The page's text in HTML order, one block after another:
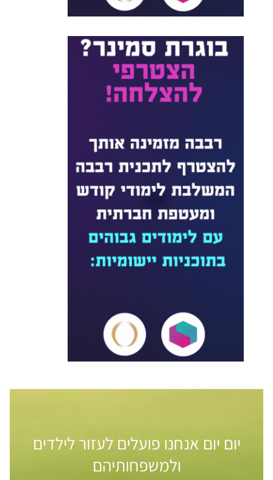
יום יום אנחנו פועלים לעזור לילדים
ולמשפחותיהם